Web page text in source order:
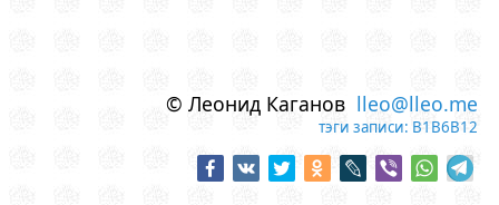
© Леонид Каганов lleo@lleo.me
тэги записи: B1B6B12